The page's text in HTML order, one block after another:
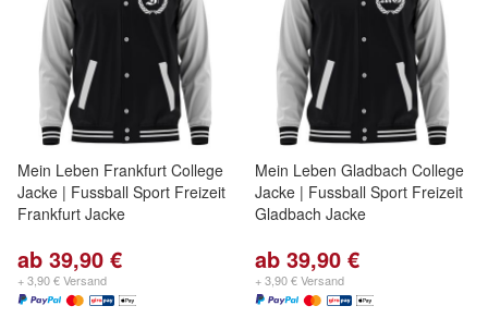
Mein Leben Frankfurt College
Jacke | Fussball Sport Freizeit
Frankfurt Jacke
ab 39,90 €
+ 3,90 € Versand
Mein Leben Gladbach College
Jacke | Fussball Sport Freizeit
Gladbach Jacke
ab 39,90 €
+ 3,90 € Versand